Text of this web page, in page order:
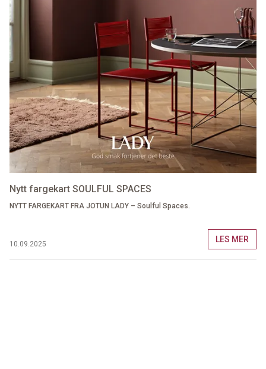
Nytt fargekart SOULFUL SPACES
NYTT FARGEKART FRA JOTUN LADY – Soulful Spaces.
10.09.2025 LES MER